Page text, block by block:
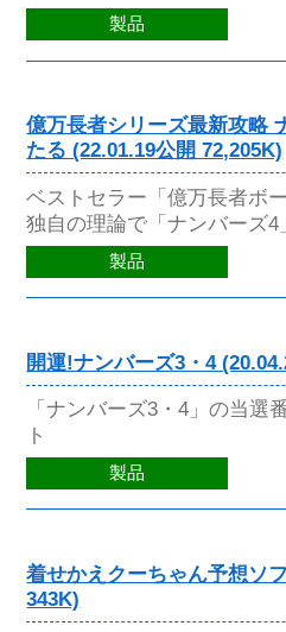
製品
億万長者シリーズ最新攻略
たる (22.01.19公開 72,205K)
ベストセラー「億万長者ボ
独自の理論で「ナンバーズ
製品
開運!ナンバーズ3・4
「ナンバーズ3・4」の当選
ト
製品
着せかえクーちゃん予想ソ
343K)